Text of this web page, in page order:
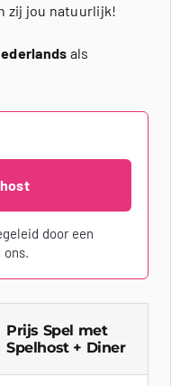
zij jou natuurlijk!
als
door een
ons.
Prijs Spel met
Spelhost + Diner